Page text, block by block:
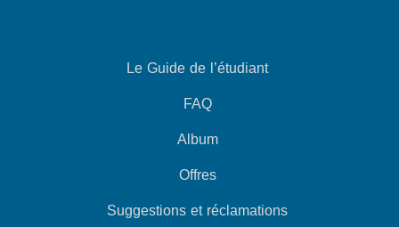
Le Guide de l’étudiant
FAQ
Album
Offres
Suggestions et réclamations